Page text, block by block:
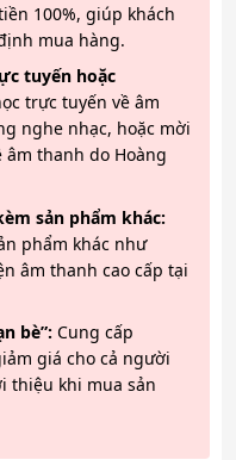
100%, giúp khách
mua hàng.
tuyến hoặc
trực tuyến về âm
nghe nhạc, hoặc mời
âm thanh do Hoàng
sản phẩm khác:
phẩm khác như
âm thanh cao cấp tại
bè”: Cung cấp
giá cho cả người
thiệu khi mua sản